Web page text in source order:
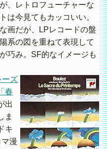
、レトロフューチャーな
は今見てもカッコいい。
画だが、LPレコードの盤
系の図を重ねて表現して
巧み。SF的なイメージも
ーズ
春
出
ま
キ
漫